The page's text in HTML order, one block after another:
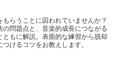
らうことに囚われていませんか？
問題点と、音楽的成長につながる
もに解説。表面的な練習から脱却
けるコツをお教えします。